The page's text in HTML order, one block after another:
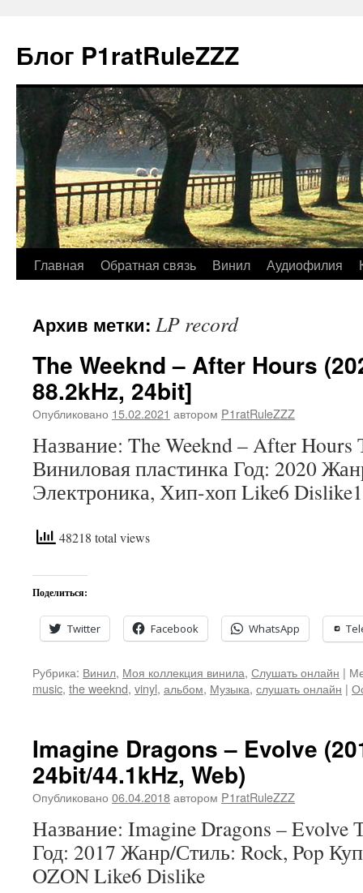
Блог P1ratRuleZZZ
Главная Обратная связь Винил Аудиофилия
Архив метки: LP record
The Weeknd – After Hours
88.2kHz, 24bit]
Опубликовано 15.02.2021 автором P1ratRuleZZZ
Название: The Weeknd – After Hours
Виниловая пластинка Год: 2020
Электроника, Хип-хоп Like6 Dislike1
48218 total views
Поделиться:
Twitter Facebook WhatsApp
Рубрика: Винил, Моя коллекция винила, Слушать онлайн |
music, the weeknd, vinyl, альбом, Музыка, слушать онлайн |
Imagine Dragons – Evolve
24bit/44.1kHz, Web)
Опубликовано 06.04.2018автором P1ratRuleZZZ
Название: Imagine Dragons – Evolve
Год: 2017 Жанр/Стиль: Rock, Pop
OZON Like6 Dislike